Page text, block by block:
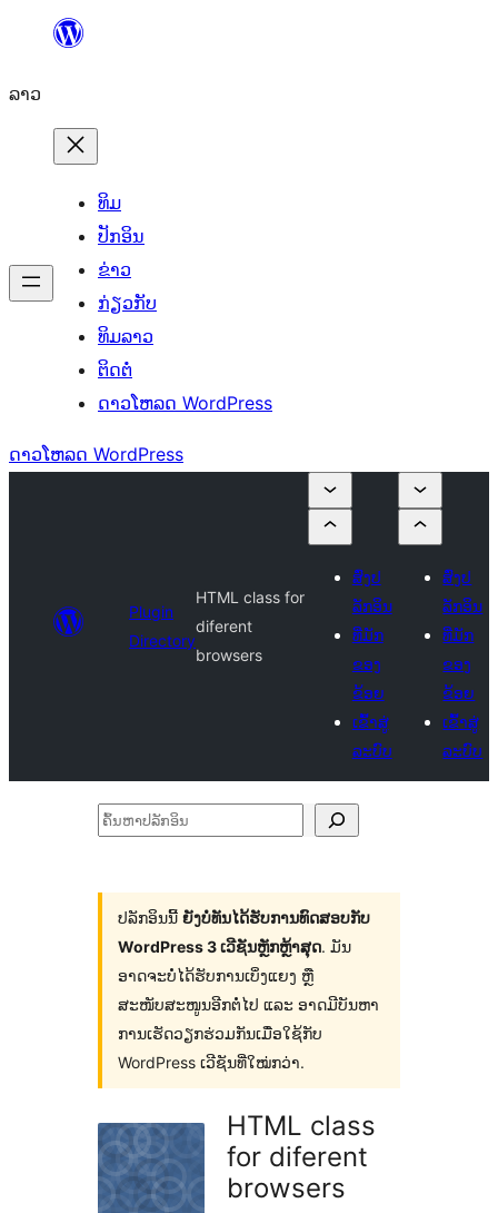
ທີ່
ເນື້ອຫາ
ລາວ
ທິມ
ປັກອິນ
ຂ່າວ
ກ່ຽວກັບ
ທິມລາວ
ຕິດຕໍ່
ດາວໂຫລດ WordPress
ດາວໂຫລດ WordPress
Plugin
Directory
HTML class for
diferent
browsers
ສົ່ງປ
ລັກອິນ
ທີ່ມັກ
ຂອງ
ຂ້ອຍ
ເຂົ້າສູ່
ລະບົບ
ສົ່ງປ
ລັກອິນ
ທີ່ມັກ
ຂອງ
ຂ້ອຍ
ເຂົ້າສູ່
ລະບົບ
ຄົ້ນ
ລັກ
ອິນ
ປລັກອິນນີ້ ຍັງບໍ່ທັນໄດ້ຮັບການທົດສອບກັບ
WordPress 3 ເວີຊັນຫຼັກຫຼ້າສຸດ. ມັນ
ອາດຈະບໍ່ໄດ້ຮັບການເບິ່ງແຍງ ຫຼື
ສະໜັບສະໜູນອີກຕໍ່ໄປ ແລະ ອາດມີບັນຫາ
ການເຮັດວຽກຮ່ວມກັນເມື່ອໃຊ້ກັບ
WordPress ເວີຊັນທີ່ໃໝ່ກວ່າ.
HTML class
for diferent
browsers